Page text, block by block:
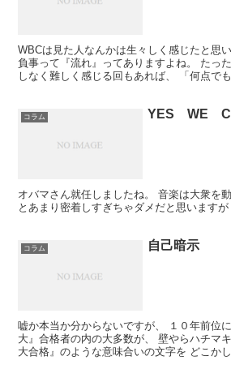
WBCは見た人なんかは生々しく感じたと思
負事って『流れ』ってありますよね。 たっ
しなく難しく感じる回もあれば、 「何点で
コラム YES WE
オバマさん就任しましたね。 音楽は大衆を
とあまり密着しすぎちゃダメだと思いますが
コラム 自己暗示
嘘か本当か分からないですが、 １０年前位
大』合格者の内の大多数が、 壁やらハチマ
大合格』のような意味合いの文字を どこか